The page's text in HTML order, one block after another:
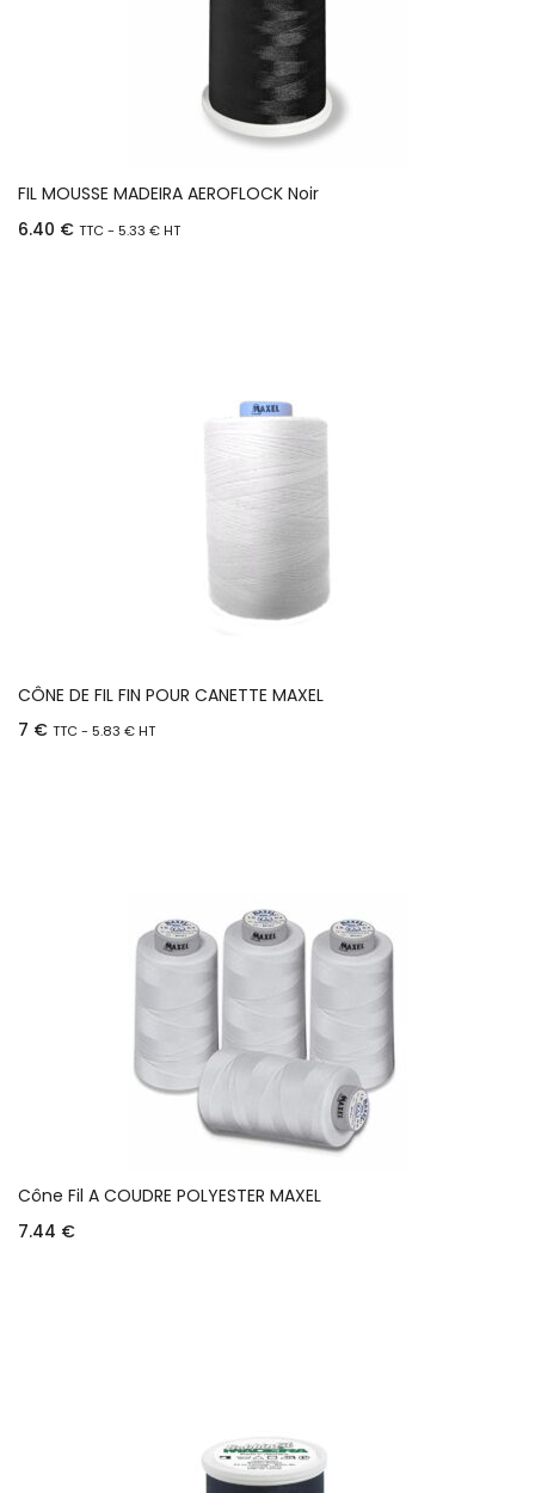
FIL MOUSSE MADEIRA AEROFLOCK Noir
6.40 € TTC - 5.33 €HT
CÔNE DE FIL FIN POUR CANETTE MAXEL
7 € TTC - 5.83 €HT
Cône Fil A COUDRE POLYESTER MAXEL
7.44 €